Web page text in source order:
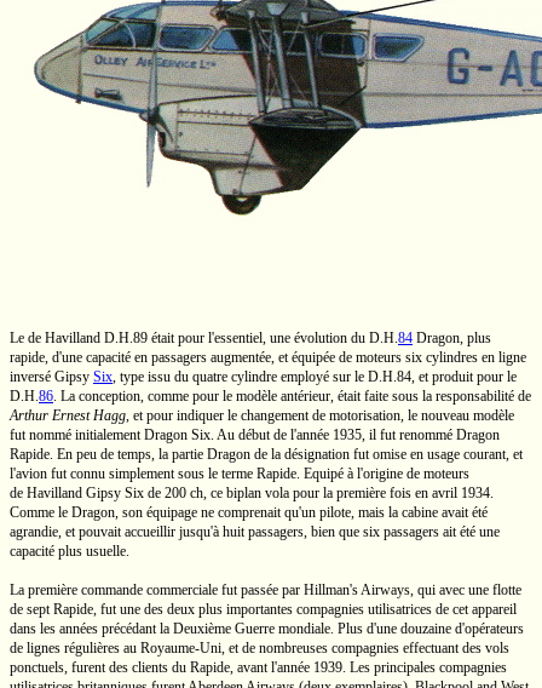
Le de Havilland D.H.89 était pour l'essentiel, une évolution du D.H.84 Dragon, plus
rapide, d'une capacité en passagers augmentée, et équipée de moteurs six cylindres en ligne
inversé Gipsy Six, type issu du quatre cylindre employé sur le D.H.84, et produit pour le
D.H.86. La conception, comme pour le modèle antérieur, était faite sous la responsabilité de
Arthur Ernest Hagg, et pour indiquer le changement de motorisation, le nouveau modèle
fut nommé initialement Dragon Six. Au début de l'année 1935, il fut renommé Dragon
Rapide. En peu de temps, la partie Dragon de la désignation fut omise en usage courant, et
l'avion fut connu simplement sous le terme Rapide. Equipé à l'origine de moteurs
de Havilland Gipsy Six de 200 ch, ce biplan vola pour la première fois en avril 1934.
Comme le Dragon, son équipage ne comprenait qu'un pilote, mais la cabine avait été
agrandie, et pouvait accueillir jusqu'à huit passagers, bien que six passagers ait été une
capacité plus usuelle.
La première commande commerciale fut passée par Hillman's Airways, qui avec une flotte
de sept Rapide, fut une des deux plus importantes compagnies utilisatrices de cet appareil
dans les années précédant la Deuxième Guerre mondiale. Plus d'une douzaine d'opérateurs
de lignes régulières au Royaume-Uni, et de nombreuses compagnies effectuant des vols
ponctuels, furent des clients du Rapide, avant l'année 1939. Les principales compagnies